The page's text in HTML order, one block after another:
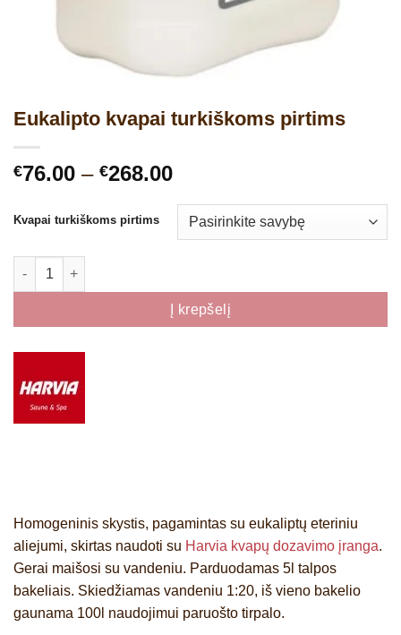
Eukalipto kvapai turkiškoms pirtims
€76.00 – €268.00Price
€76.00
through
Kvapai turkiškoms pirtims
produkto kiekis: Eukalipto kvapai turkiškoms pirtims
Į krepšelį
Homogeninis skystis, pagamintas su eukaliptų eteriniu
aliejumi, skirtas naudoti su Harvia kvapų dozavimo įranga.
Gerai maišosi su vandeniu. Parduodamas 5l talpos
bakeliais. Skiedžiamas vandeniu 1:20, iš vieno bakelio
gaunama 100l naudojimui paruošto tirpalo.